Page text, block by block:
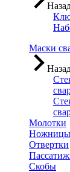
Маски
Молотки
Ножницы
Отвертки
Скобы